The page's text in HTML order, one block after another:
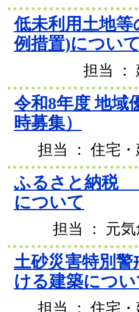
低未利用土地
例措置)について
担当 ：
令和8年度 地域
時募集）
担当 ： 住宅
ふるさと納税
について
担当 ： 元
土砂災害特別
ける建築につい
担当 ： 住宅